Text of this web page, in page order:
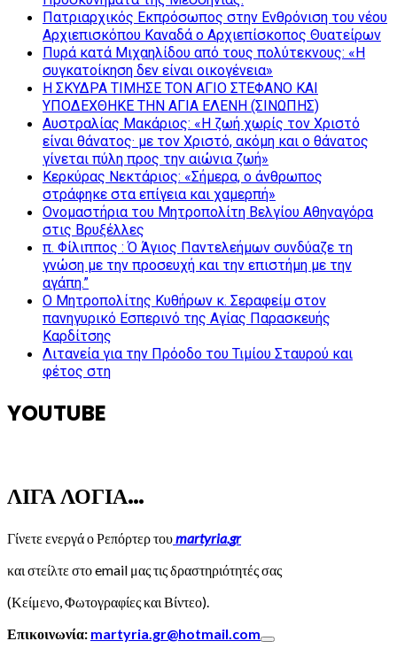
Πατριαρχικός Εκπρόσωπος στην Ενθρόνιση του νέου
Αρχιεπισκόπου Καναδά ο Αρχιεπίσκοπος Θυατείρων
Πυρά κατά Μιχαηλίδου από τους πολύτεκνους: «Η
συγκατοίκηση δεν είναι οικογένεια»
Η ΣΚΥΔΡΑ ΤΙΜΗΣΕ ΤΟΝ ΑΓΙΟ ΣΤΕΦΑΝΟ ΚΑΙ
ΥΠΟΔΕΧΘΗΚΕ ΤΗΝ ΑΓΙΑ ΕΛΕΝΗ (ΣΙΝΩΠΗΣ)
Αυστραλίας Μακάριος: «Η ζωή χωρίς τον Χριστό
είναι θάνατος· με τον Χριστό, ακόμη και ο θάνατος
γίνεται πύλη προς την αιώνια ζωή»
Κερκύρας Νεκτάριος: «Σήμερα, ο άνθρωπος
στράφηκε στα επίγεια και χαμερπή»
Ονομαστήρια του Μητροπολίτη Βελγίου Αθηναγόρα
στις Βρυξέλλες
π. Φίλιππος : Ό Άγιος Παντελεήμων συνδύαζε τη
γνώση με την προσευχή και την επιστήμη με την
αγάπη.”
Ο Μητροπολίτης Κυθήρων κ. Σεραφείμ στον
πανηγυρικό Εσπερινό της Αγίας Παρασκευής
Καρδίτσης
Λιτανεία για την Πρόοδο του Τιμίου Σταυρού και
φέτος στη
YOUTUBE
ΛΙΓΑ ΛΟΓΙΑ…
Γίνετε ενεργά ο Ρεπόρτερ τουmartyria.gr
και στείλτε στο email μας τις δραστηριότητές σας
(Κείμενο, Φωτογραφίες και Βίντεο).
Επικοινωνία: martyria.gr@hotmail.com